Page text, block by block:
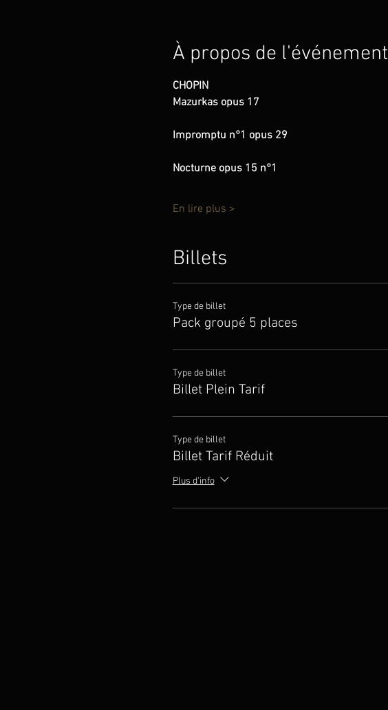
À propos de l'événement
CHOPIN
Mazurkas opus 17
Impromptu n°1 opus 29
Nocturne opus 15 n°1
En lire plus >
Billets
Type de billet
Pack groupé 5 places
Type de billet
Billet Plein Tarif
Type de billet
Billet Tarif Réduit
Plus d'info